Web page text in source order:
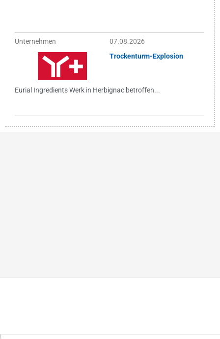
Unternehmen
07.08.2026
Trockenturm-Explosion
Eurial Ingredients Werk in Herbignac betroffen...